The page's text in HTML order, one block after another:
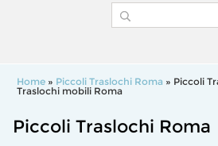
Home » Piccoli Traslochi Roma » Piccoli
Traslochi mobili Roma
Piccoli Traslochi Roma